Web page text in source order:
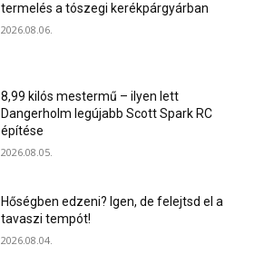
termelés a tószegi kerékpárgyárban
2026.08.06.
8,99 kilós mestermű – ilyen lett
Dangerholm legújabb Scott Spark RC
építése
2026.08.05.
Hőségben edzeni? Igen, de felejtsd el a
tavaszi tempót!
2026.08.04.